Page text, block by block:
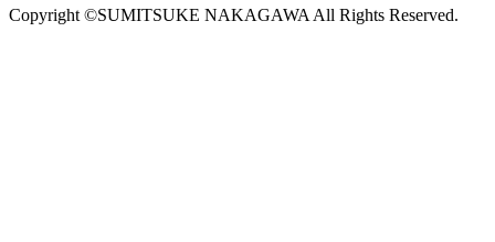
Copyright ©SUMITSUKE NAKAGAWA All Rights Reserved.